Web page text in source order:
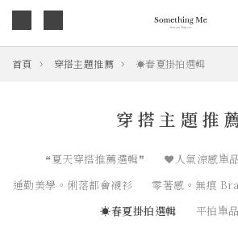
首頁 穿搭主題推薦 ☀︎春夏掛拍選輯
穿搭主題推
❝夏天穿搭推薦選輯❞
❤人氣涼感單
通勤美學。俐落都會襯衫
零著感。無痕
☀︎春夏掛拍選輯
平拍單